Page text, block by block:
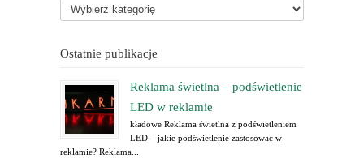
Ostatnie publikacje
Reklama świetlna – podświetlenie
LED w reklamie
kładowe Reklama świetlna z podświetleniem
LED – jakie podświetlenie zastosować w
reklamie? Reklama...